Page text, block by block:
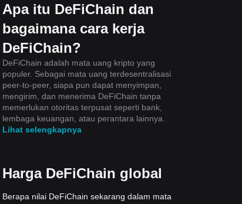
Apa itu DeFiChain dan
bagaimana cara kerja
DeFiChain?
DeFiChain adalah mata uang kripto yang
populer. Sebagai mata uang terdesentralisasi
peer-to-peer, siapa pun dapat menyimpan,
mengirim, dan menerima DeFiChain tanpa
memerlukan otoritas terpusat seperti bank,
lembaga keuangan, atau perantara lainnya.
Lihat selengkapnya
Harga DeFiChain global
Berapa nilai DeFiChain sekarang dalam mata